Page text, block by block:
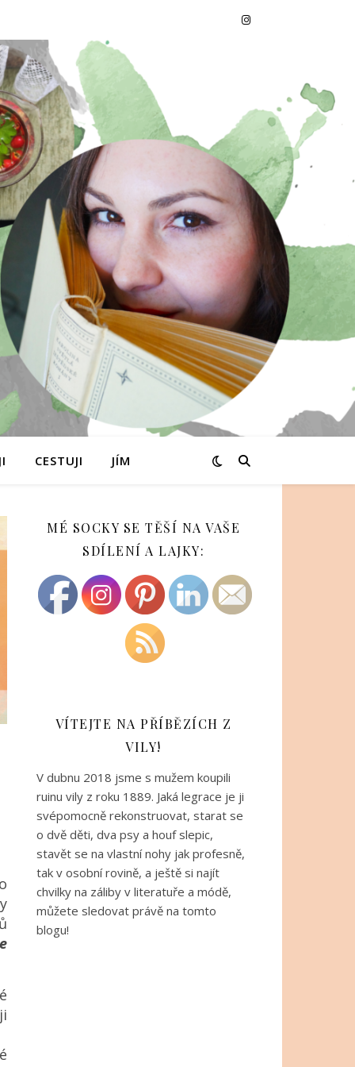
CESTUJI JÍM
MÉ SOCKY SE TĚŠÍ NA VAŠE
SDÍLENÍ A LAJKY:
VÍTEJTE NA PŘÍBĚZÍCH Z
VILY!
V dubnu 2018 jsme s mužem koupili
ruinu vily z roku 1889. Jaká legrace je ji
svépomocně rekonstruovat, starat se
o dvě děti, dva psy a houf slepic,
stavět se na vlastní nohy jak profesně,
tak v osobní rovině, a ještě si najít
chvilky na záliby v literatuře a módě,
můžete sledovat právě na tomto
blogu!